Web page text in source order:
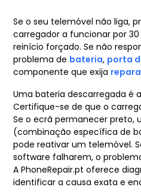
Se o seu telemóvel não liga,
carregador a funcionar por
reinício forçado. Se não
problema de bateria, porta
componente que exija
Uma bateria descarregada é
Certifique-se de que o
Se o ecrã permanecer preto,
(combinação específica de
pode reativar um telemóvel.
software falharem, o
A PhoneRepair.pt oferece
identificar a causa exata e